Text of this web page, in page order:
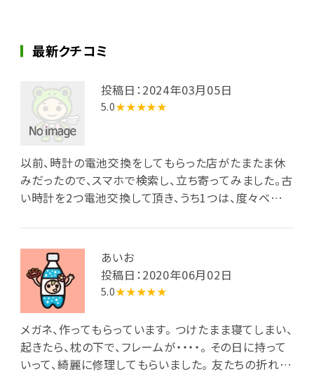
最新クチコミ
投稿日：2024年03月05日
5.0★★★★★
以前、時計の電池交換をしてもらった店がたまたま休
みだったので、スマホで検索し、立ち寄ってみました。古
い時計を2つ電池交換して頂き、うち1つは、度々ベルト
をすると「少し時間を…」といい、その場で修理をして
いただきました。しかも、今まで電池交換をしてもらっ
た店の何処より安価でした。ありがとうございました。
あいお
投稿日：2020年06月02日
5.0★★★★★
メガネ、作ってもらっています。 つけたまま寝てしまい、
起きたら、枕の下で、フレームが・・・・。 その日に持って
いって、綺麗に修理してもらいました。 友たちの折れて